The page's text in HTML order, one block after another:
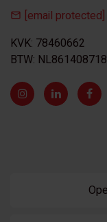
[email protected]
KVK: 78460662
BTW: